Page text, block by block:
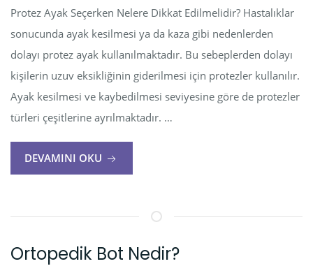
Protez Ayak Seçerken Nelere Dikkat Edilmelidir? Hastalıklar
sonucunda ayak kesilmesi ya da kaza gibi nedenlerden
dolayı protez ayak kullanılmaktadır. Bu sebeplerden dolayı
kişilerin uzuv eksikliğinin giderilmesi için protezler kullanılır.
Ayak kesilmesi ve kaybedilmesi seviyesine göre de protezler
türleri çeşitlerine ayrılmaktadır. …
DEVAMINI OKU
Ortopedik Bot Nedir?